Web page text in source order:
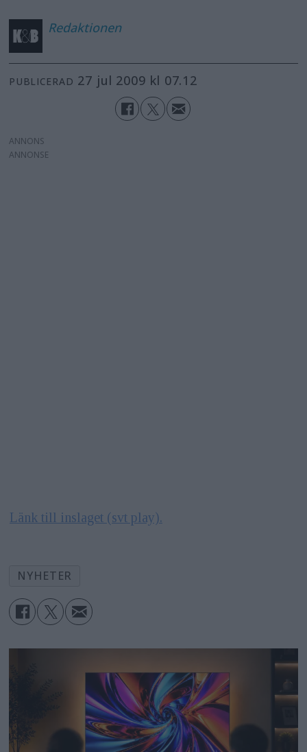
Redaktionen
PUBLICERAD 27 jul 2009 kl 07.12
ANNONS
Länk till inslaget (svt play).
NYHETER